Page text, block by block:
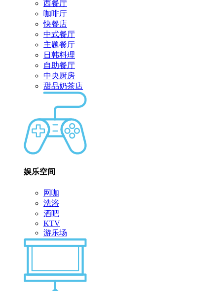
西餐厅
咖啡厅
快餐店
中式餐厅
主题餐厅
日韩料理
自助餐厅
中央厨房
甜品奶茶店
娱乐空间
网咖
洗浴
酒吧
KTV
游乐场